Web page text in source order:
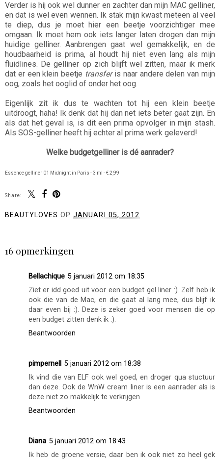
Verder is hij ook wel dunner en zachter dan mijn MAC gelliner,
en dat is wel even wennen. Ik stak mijn kwast meteen al veel
te diep, dus je moet hier een beetje voorzichtiger mee
omgaan. Ik moet hem ook iets langer laten drogen dan mijn
huidige gelliner. Aanbrengen gaat wel gemakkelijk, en de
houdbaarheid is prima, al houdt hij niet even lang als mijn
fluidlines. De gelliner op zich blijft wel zitten, maar ik merk
dat er een klein beetje transferis naar andere delen van mijn
oog, zoals het ooglid of onder het oog.
Eigenlijk zit ik dus te wachten tot hij een klein beetje
uitdroogt, haha! Ik denk dat hij dan net iets beter gaat zijn. En
als dat het geval is, is dit een prima opvolger in mijn stash.
Als SOS-gelliner heeft hij echter al prima werk geleverd!
Welke budgetgelliner is dé aanrader?
Essence gelliner 01 Midnight in Paris - 3 ml - € 2,99
Share:
BEAUTYLOVES OP JANUARI 05, 2012
16 opmerkingen
Bellachique 5 januari 2012 om 18:35
Ziet er idd goed uit voor een budget gel liner :). Zelf heb ik
ook die van de Mac, en die gaat al lang mee, dus blijf ik
daar even bij :). Deze is zeker goed voor mensen die op
een budget zitten denk ik :).
Beantwoorden
pimpernell 5 januari 2012 om 18:38
Ik vind die van ELF ook wel goed, en droger qua stuctuur
dan deze. Ook de WnW cream liner is een aanrader als is
deze niet zo makkelijk te verkrijgen
Beantwoorden
Diana 5 januari 2012 om 18:43
Ik heb de groene versie, daar ben ik ook niet zo heel gek